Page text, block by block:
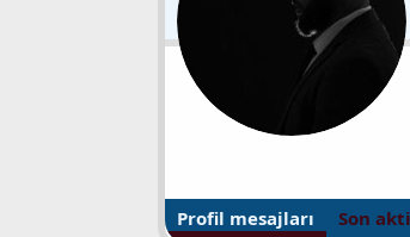
Profil mesajları Son